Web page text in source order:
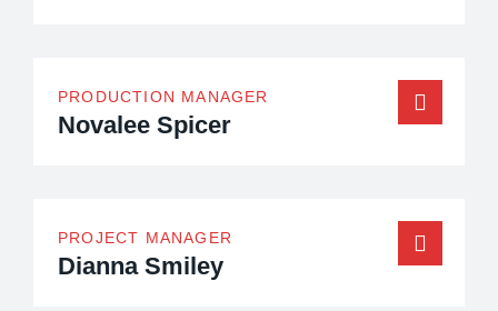
PRODUCTION MANAGER
Novalee Spicer
PROJECT MANAGER
Dianna Smiley